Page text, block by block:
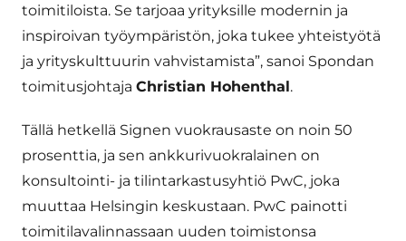
toimitiloista. Se tarjoaa yrityksille modernin ja
inspiroivan työympäristön, joka tukee yhteistyötä
ja yrityskulttuurin vahvistamista”, sanoi Spondan
toimitusjohtaja Christian Hohenthal.
Tällä hetkellä Signen vuokrausaste on noin 50
prosenttia, ja sen ankkurivuokralainen on
konsultointi- ja tilintarkastusyhtiö PwC, joka
muuttaa Helsingin keskustaan. PwC painotti
toimitilavalinnassaan uuden toimistonsa